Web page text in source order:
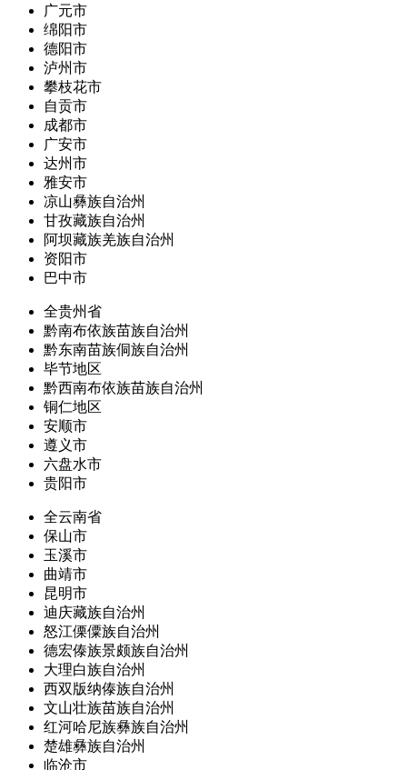
广元市
绵阳市
德阳市
泸州市
攀枝花市
自贡市
成都市
广安市
达州市
雅安市
凉山彝族自治州
甘孜藏族自治州
阿坝藏族羌族自治州
资阳市
巴中市
全贵州省
黔南布依族苗族自治州
黔东南苗族侗族自治州
毕节地区
黔西南布依族苗族自治州
铜仁地区
安顺市
遵义市
六盘水市
贵阳市
全云南省
保山市
玉溪市
曲靖市
昆明市
迪庆藏族自治州
怒江傈僳族自治州
德宏傣族景颇族自治州
大理白族自治州
西双版纳傣族自治州
文山壮族苗族自治州
红河哈尼族彝族自治州
楚雄彝族自治州
临沧市